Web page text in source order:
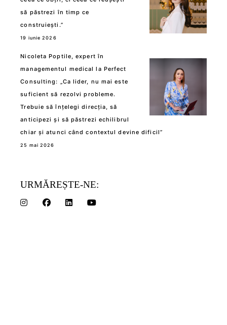
să păstrezi în timp ce
construiești.”
19 iunie 2026
Nicoleta Poptile, expert în
managementul medical la Perfect
Consulting: „Ca lider, nu mai este
suficient să rezolvi probleme.
Trebuie să înțelegi direcția, să
anticipezi și să păstrezi echilibrul
chiar și atunci când contextul devine dificil”
25 mai 2026
URMĂREȘTE-NE: